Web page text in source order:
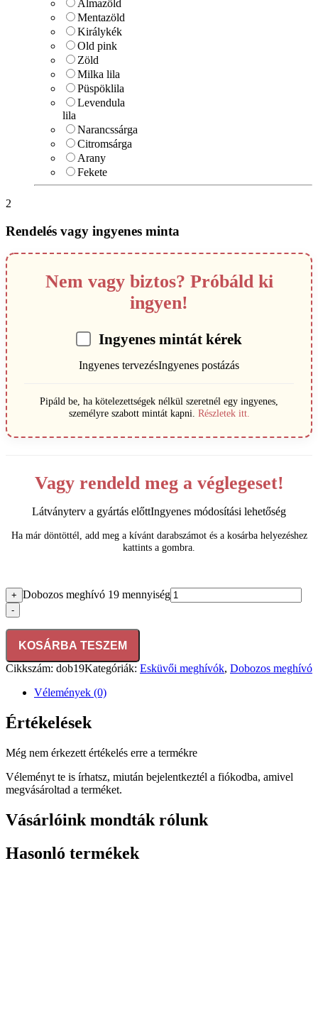
Almazöld
Mentazöld
Királykék
Old pink
Zöld
Milka lila
Püspöklila
Levendula
lila
Narancssárga
Citromsárga
Arany
Fekete
2
Rendelés vagy ingyenes minta
Nem vagy biztos? Próbáld ki
ingyen!
Ingyenes mintát kérek
Ingyenes tervezésIngyenes postázás
Pipáld be, ha kötelezettségek nélkül szeretnél egy ingyenes,
személyre szabott mintát kapni. Részletek itt.
Vagy rendeld meg a véglegeset!
Látványterv a gyártás előttIngyenes módosítási lehetőség
Ha már döntöttél, add meg a kívánt darabszámot és a kosárba helyezéshez
kattints a gombra.
+ Dobozos meghívó 19 mennyiség
-
KOSÁRBA TESZEM
Cikkszám: dob19Kategóriák: Esküvői meghívók, Dobozos meghívó
Vélemények (0)
Értékelések
Még nem érkezett értékelés erre a termékre
Véleményt te is írhatsz, miután bejelentkeztél a fiókodba, amivel
megvásároltad a terméket.
Vásárlóink mondták rólunk
Hasonló termékek